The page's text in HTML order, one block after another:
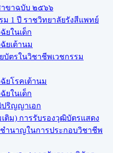
ขาฉบับ ๒๕๖๖
1 ปี ราชวิทยาลัยรังสีแพทย์
ยในเด็ก
ยเต้านม
ตรในวิชาชีพเวชกรรม
ยโรคเต้านม
ยในเด็ก
ปริญญา​เอก
เติม) การรับรองวุฒิบัตรแสดง
ำนาญในการประกอบวิชาชีพ